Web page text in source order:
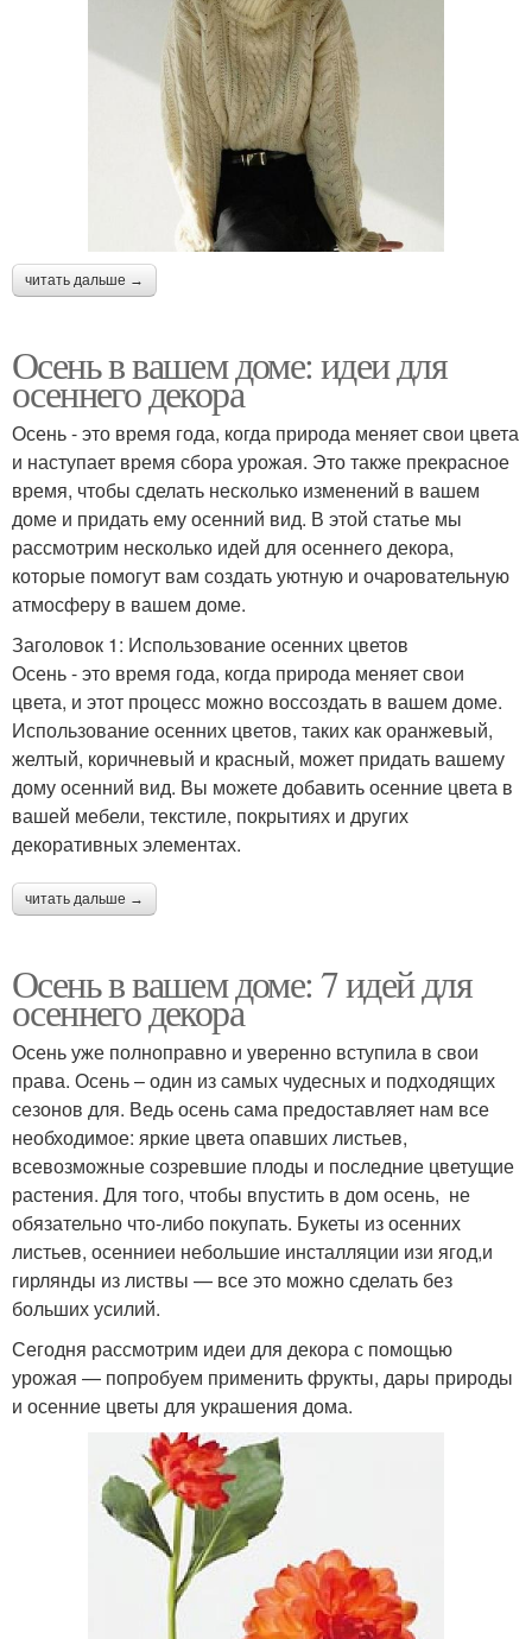
читать дальше →
Осень в вашем доме: идеи для
осеннего декора
Осень - это время года, когда природа меняет свои цвета
и наступает время сбора урожая. Это также прекрасное
время, чтобы сделать несколько изменений в вашем
доме и придать ему осенний вид. В этой статье мы
рассмотрим несколько идей для осеннего декора,
которые помогут вам создать уютную и очаровательную
атмосферу в вашем доме.
Заголовок 1: Использование осенних цветов
Осень - это время года, когда природа меняет свои
цвета, и этот процесс можно воссоздать в вашем доме.
Использование осенних цветов, таких как оранжевый,
желтый, коричневый и красный, может придать вашему
дому осенний вид. Вы можете добавить осенние цвета в
вашей мебели, текстиле, покрытиях и других
декоративных элементах.
читать дальше →
Осень в вашем доме: 7 идей для
осеннего декора
Осень уже полноправно и уверенно вступила в свои
права. Осень – один из самых чудесных и подходящих
сезонов для. Ведь осень сама предоставляет нам все
необходимое: яркие цвета опавших листьев,
всевозможные созревшие плоды и последние цветущие
растения. Для того, чтобы впустить в дом осень, не
обязательно что-либо покупать. Букеты из осенних
листьев, осенниеи небольшие инсталляции изи ягод,и
гирлянды из листвы — все это можно сделать без
больших усилий.
Сегодня рассмотрим идеи для декора с помощью
урожая — попробуем применить фрукты, дары природы
и осенние цветы для украшения дома.